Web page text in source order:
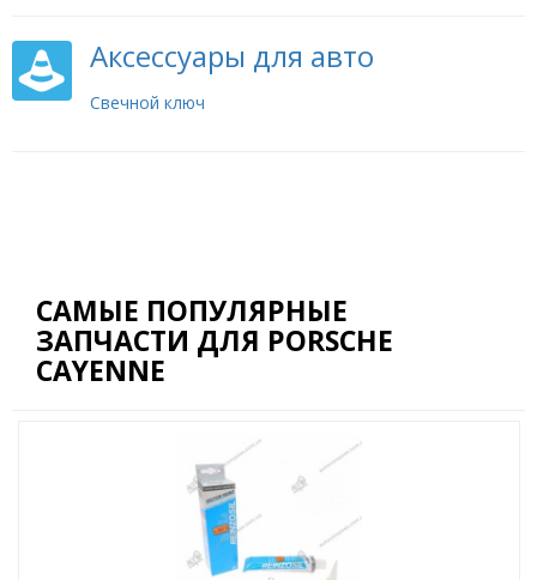
Аксессуары для авто
Свечной ключ
САМЫЕ ПОПУЛЯРНЫЕ
ЗАПЧАСТИ ДЛЯ PORSCHE
CAYENNE